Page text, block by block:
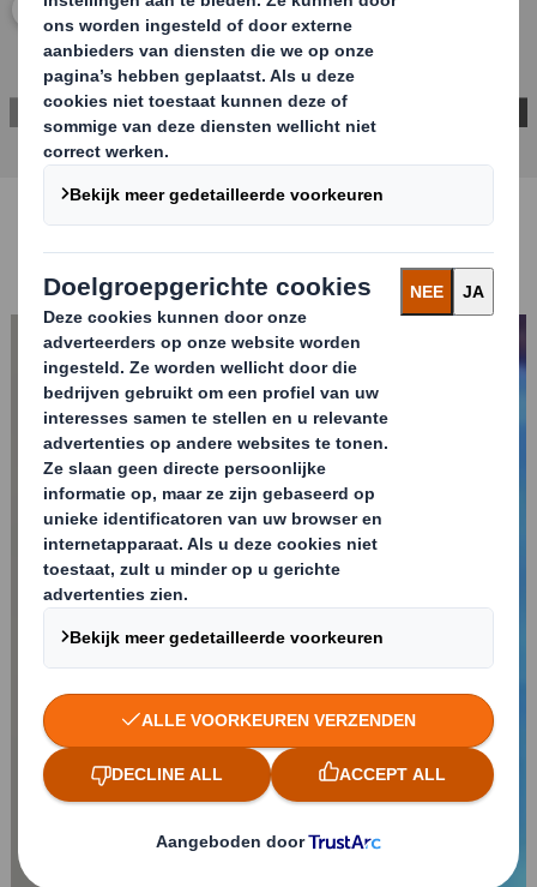
Klik om video uit te vouwen
STUUR MIJ MEER INFORMATIE